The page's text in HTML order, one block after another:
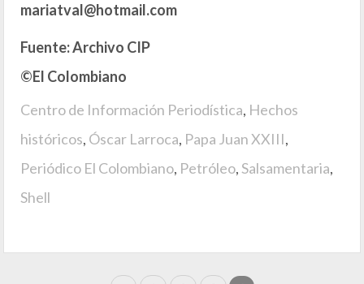
mariatval@hotmail.com
Fuente: Archivo CIP
©El Colombiano
Centro de Información Periodística, Hechos
históricos, Óscar Larroca, Papa Juan XXIII,
Periódico El Colombiano, Petróleo,Salsamentaria,
Shell